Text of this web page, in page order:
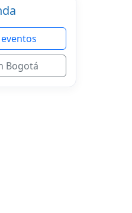
Bogotá